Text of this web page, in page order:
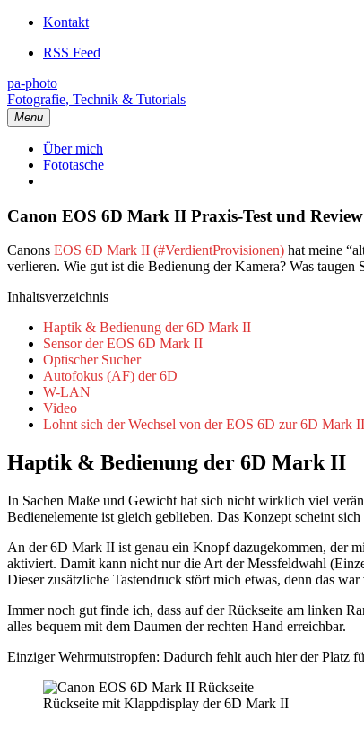
Kontakt
RSS Feed
pa-photo
Fotografie, Technik & Tutorials
Menu
Über mich
Fototasche
Canon EOS 6D Mark II Praxis-Test und Review
Canons EOS 6D Mark II
hat meine
verlieren. Wie gut ist die Bedienung der Kamera? Was
Inhaltsverzeichnis
Haptik & Bedienung der 6D Mark II
Sensor der EOS 6D Mark II
Optischer Sucher
Autofokus (AF) der 6D
W-LAN
Video
Lohnt sich der Wechsel von der EOS 6D zur 6D Mark
Haptik & Bedienung der 6D Mark II
In Sachen Maße und Gewicht hat sich nicht wirklich viel
Bedienelemente ist gleich geblieben. Das Konzept scheint
An der 6D Mark II ist genau ein Knopf dazugekommen, der
aktiviert. Damit kann nicht nur die Art der Messfeldwahl
Dieser zusätzliche Tastendruck stört mich etwas, denn das
Immer noch gut finde ich, dass auf der Rückseite am linken
alles bequem mit dem Daumen der rechten Hand erreichbar.
Einziger Wehrmutstropfen: Dadurch fehlt auch hier der Platz
Rückseite mit Klappdisplay der 6D Mark II